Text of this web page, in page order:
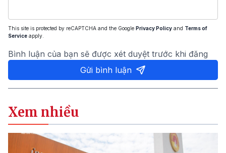
This site is protected by reCAPTCHA and the Google Privacy Policy and Terms of
Service apply.
Bình luận của bạn sẽ được xét duyệt trước khi đăng
Gửi bình luận
Xem nhiều